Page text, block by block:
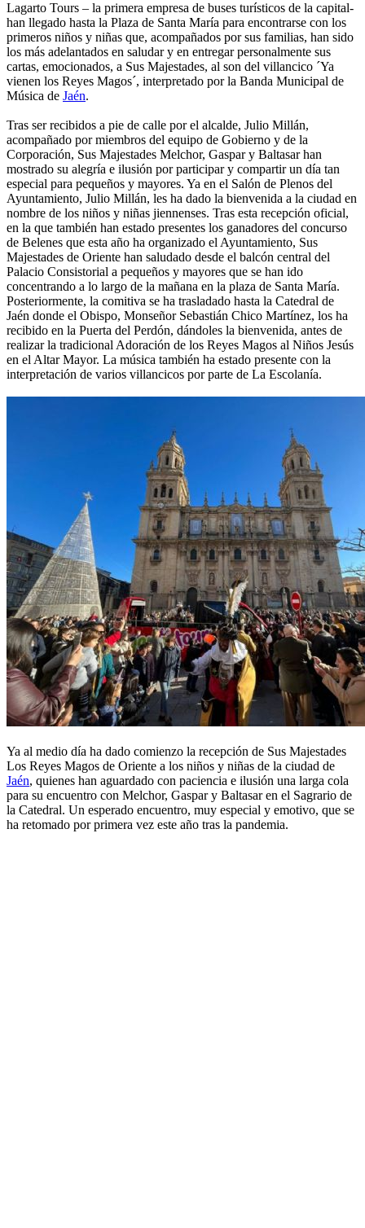
Lagarto Tours – la primera empresa de buses turísticos de la capital-
han llegado hasta la Plaza de Santa María para encontrarse con los
primeros niños y niñas que, acompañados por sus familias, han sido
los más adelantados en saludar y en entregar personalmente sus
cartas, emocionados, a Sus Majestades, al son del villancico ´Ya
vienen los Reyes Magos´, interpretado por la Banda Municipal de
Música de Jaén.
Tras ser recibidos a pie de calle por el alcalde, Julio Millán,
acompañado por miembros del equipo de Gobierno y de la
Corporación, Sus Majestades Melchor, Gaspar y Baltasar han
mostrado su alegría e ilusión por participar y compartir un día tan
especial para pequeños y mayores. Ya en el Salón de Plenos del
Ayuntamiento, Julio Millán, les ha dado la bienvenida a la ciudad en
nombre de los niños y niñas jiennenses. Tras esta recepción oficial,
en la que también han estado presentes los ganadores del concurso
de Belenes que esta año ha organizado el Ayuntamiento, Sus
Majestades de Oriente han saludado desde el balcón central del
Palacio Consistorial a pequeños y mayores que se han ido
concentrando a lo largo de la mañana en la plaza de Santa María.
Posteriormente, la comitiva se ha trasladado hasta la Catedral de
Jaén donde el Obispo, Monseñor Sebastián Chico Martínez, los ha
recibido en la Puerta del Perdón, dándoles la bienvenida, antes de
realizar la tradicional Adoración de los Reyes Magos al Niños Jesús
en el Altar Mayor. La música también ha estado presente con la
interpretación de varios villancicos por parte de La Escolanía.
Ya al medio día ha dado comienzo la recepción de Sus Majestades
Los Reyes Magos de Oriente a los niños y niñas de la ciudad de
Jaén, quienes han aguardado con paciencia e ilusión una larga cola
para su encuentro con Melchor, Gaspar y Baltasar en el Sagrario de
la Catedral. Un esperado encuentro, muy especial y emotivo, que se
ha retomado por primera vez este año tras la pandemia.